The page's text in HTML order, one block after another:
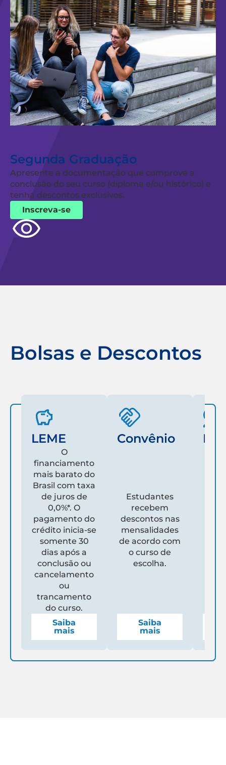
Segunda Graduação
Apresente a documentação que comprove a
conclusão do seu curso (diploma e/ou histórico) e
tenha descontos exclusivos.
Inscreva-se
Bolsas e Descontos
LEME
O
financiamento
mais barato do
Brasil com taxa
de juros de
0,0%*. O
pagamento do
crédito inicia-se
somente 30
dias após a
conclusão ou
cancelamento
ou
trancamento
do curso.
Saiba
mais
Convênio
Estudantes
recebem
descontos nas
mensalidades
de acordo com
o curso de
escolha.
Saiba
mais